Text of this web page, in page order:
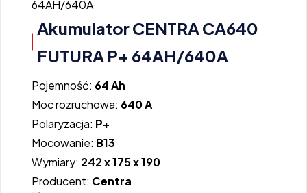
Akumulator CENTRA CA640
FUTURA P+ 64AH/640A
Pojemność: 64 Ah
Moc rozruchowa: 640 A
Polaryzacja: P+
Mocowanie: B13
Wymiary: 242 x 175 x 190
Producent: Centra